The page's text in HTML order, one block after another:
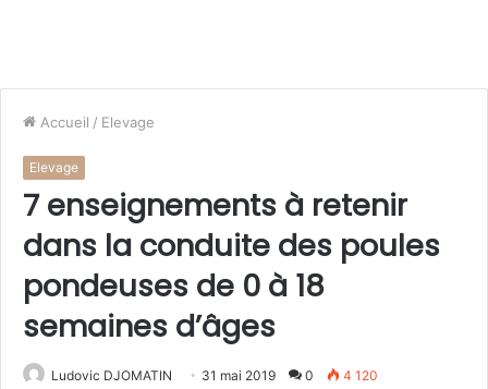
Accueil / Elevage
Elevage
7 enseignements à retenir
dans la conduite des poules
pondeuses de 0 à 18
semaines d’âges
Ludovic DJOMATIN 31 mai 2019 0 4 120